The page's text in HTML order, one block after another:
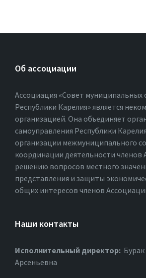
Об ассоциации
Ассоциация «Совет муниципальных
Республики Карелия» является
организацией. Она объединяет
самоуправления Республики
организации межмуниципального
координации деятельности членов
решению вопросов местного
представления и защиты
общих интересов членов
Наши контакты
Исполнительный директор:
Арсеньевна